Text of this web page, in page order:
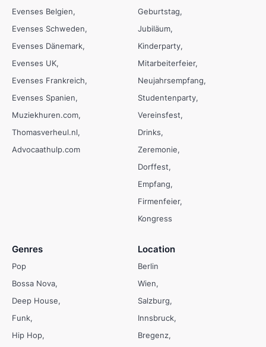
Evenses Belgien
Evenses Schweden
Evenses Dänemark
Evenses UK
Evenses Frankreich
Evenses Spanien
Muziekhuren.com
Thomasverheul.nl
Advocaathulp.com
Geburtstag
Jubiläum
Kinderparty
Mitarbeiterfeier
Neujahrsempfang
Studentenparty
Vereinsfest
Drinks
Zeremonie
Dorffest
Empfang
Firmenfeier
Kongress
Genres
Pop
Bossa Nova
Deep House
Funk
Hip Hop
Location
Berlin
Wien
Salzburg
Innsbruck
Bregenz